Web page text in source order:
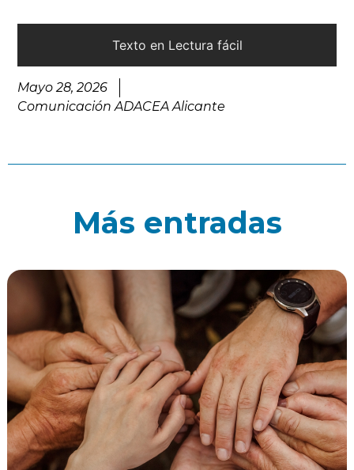
Texto en Lectura fácil
Mayo 28, 2026
Comunicación ADACEA Alicante
Más entradas